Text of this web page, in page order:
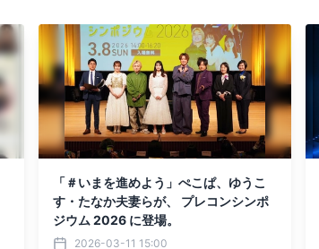
「＃いまを進めよう」ぺこぱ、ゆうこ
す・たなか夫妻らが、 プレコンシンポ
ジウム 2026 に登場。
2026-03-11 15:00